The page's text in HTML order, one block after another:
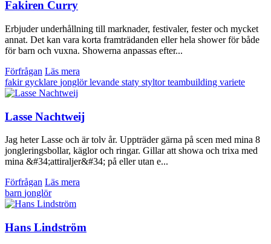
Fakiren Curry
Erbjuder underhållning till marknader, festivaler, fester och mycket
annat. Det kan vara korta framträdanden eller hela shower för både
för barn och vuxna. Showerna anpassas efter...
Förfrågan Läs mera
fakir gycklare jonglörlevande staty styltorteambuilding variete
Lasse Nachtweij
Jag heter Lasse och är tolv år. Uppträder gärna på scen med mina 8
jongleringsbollar, käglor och ringar. Gillar att showa och trixa med
mina &#34;attiraljer&#34; på eller utan e...
Förfrågan Läs mera
barn jonglör
Hans Lindström